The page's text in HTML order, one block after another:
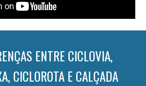
ENTRE CICLOVIA,
CICLOROTA E CALÇADA